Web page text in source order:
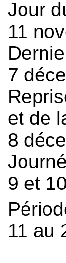
Jour
11
7
et de
8
9 et
11 au